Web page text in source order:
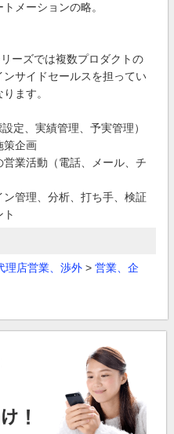
メーションの略。
ーズでは複数プロダクトの
サイドセールスを担ってい
ます。
定、実績管理、予実管理）
策企画
営業活動（電話、メール、チ
ン管理、分析、打ち手、検証
ト
理店営業、渉外 > 営業、企